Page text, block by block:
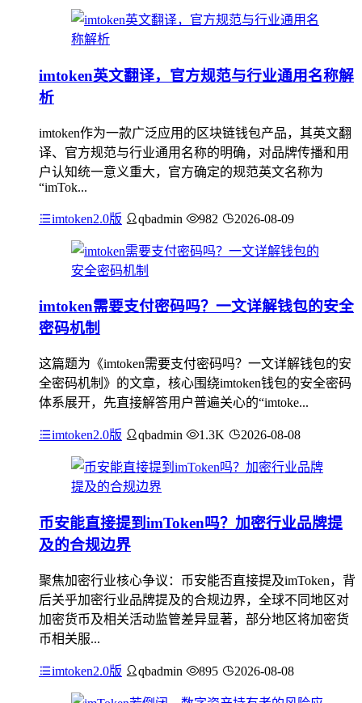
imtoken英文翻译，官方规范与行业通用名称解
析
imtoken作为一款广泛应用的区块链钱包产品，其英文翻
译、官方规范与行业通用名称的明确，对品牌传播和用
户认知统一意义重大，官方确定的规范英文名称为
“imTok...
imtoken2.0版 qbadmin 982 2026-08-09
imtoken需要支付密码吗？一文详解钱包的安全
密码机制
这篇题为《imtoken需要支付密码吗？一文详解钱包的安
全密码机制》的文章，核心围绕imtoken钱包的安全密码
体系展开，先直接解答用户普遍关心的“imtoke...
imtoken2.0版 qbadmin 1.3K 2026-08-08
币安能直接提到imToken吗？加密行业品牌提
及的合规边界
聚焦加密行业核心争议：币安能否直接提及imToken，背
后关乎加密行业品牌提及的合规边界，全球不同地区对
加密货币及相关活动监管差异显著，部分地区将加密货
币相关服...
imtoken2.0版 qbadmin 895 2026-08-08